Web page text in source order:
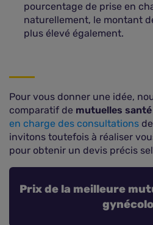
pourcentage de prise en
naturellement, le montant
plus élevé également.
Pour vous donner une idée,
comparatif de mutuelles santé
en charge des consultations
invitons toutefois à réaliser
pour obtenir un devis précis
Prix de la meilleure